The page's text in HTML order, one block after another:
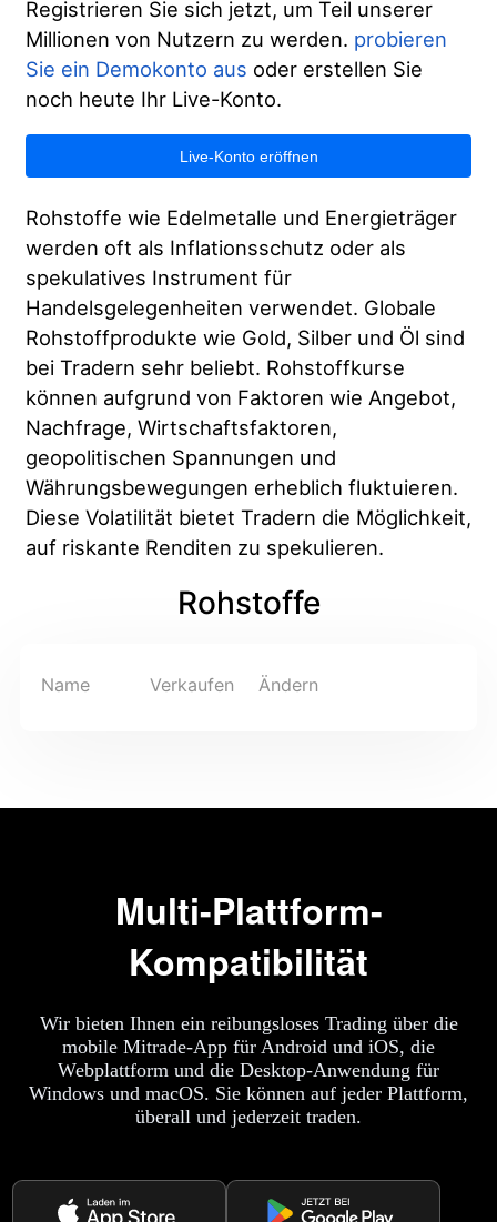
Sicherheit von Kundengeldern
Rechtsdokumente
Bahasa Melayu
繁體中文
ไทย
Tiếng việt
简体中文
Español
Português (Brasil)
Português
Deutsch
Français
Polski
Registrieren Sie sich jetzt, um Teil unserer
Millionen von Nutzern zu werden. probieren
Sie ein Demokonto aus oder erstellen Sie
noch heute Ihr Live-Konto.
Live-Konto eröffnen
Rohstoffe wie Edelmetalle und Energieträger
werden oft als Inflationsschutz oder als
spekulatives Instrument für
Handelsgelegenheiten verwendet. Globale
Rohstoffprodukte wie Gold, Silber und Öl sind
bei Tradern sehr beliebt. Rohstoffkurse
können aufgrund von Faktoren wie Angebot,
Nachfrage, Wirtschaftsfaktoren,
geopolitischen Spannungen und
Währungsbewegungen erheblich fluktuieren.
Diese Volatilität bietet Tradern die Möglichkeit,
auf riskante Renditen zu spekulieren.
Rohstoffe
Name Verkaufen Ändern
Multi-Plattform-
Kompatibilität
Wir bieten Ihnen ein reibungsloses Trading über die
mobile Mitrade-App für Android und iOS, die
Webplattform und die Desktop-Anwendung für
Windows und macOS. Sie können auf jeder Plattform,
überall und jederzeit traden.